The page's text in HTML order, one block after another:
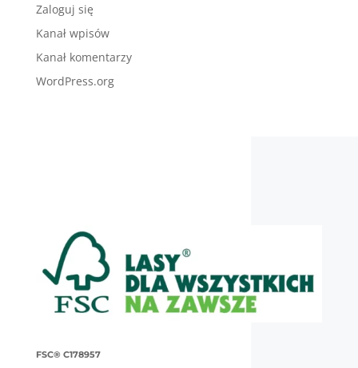
Zaloguj się
Kanał wpisów
Kanał komentarzy
WordPress.org
FSC® C178957